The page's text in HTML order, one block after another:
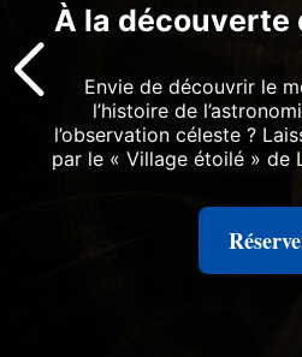
À la découverte
Envie de découvrir le
l’histoire de
l’observation céleste ?
par le « Village étoilé » de